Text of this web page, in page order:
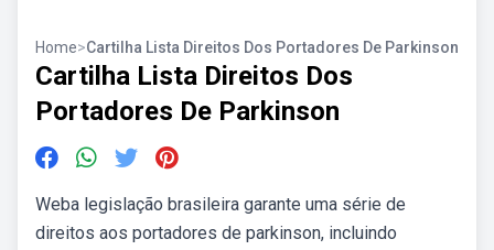
Home>Cartilha Lista Direitos Dos Portadores De Parkinson
Cartilha Lista Direitos Dos
Portadores De Parkinson
Weba legislação brasileira garante uma série de
direitos aos portadores de parkinson, incluindo